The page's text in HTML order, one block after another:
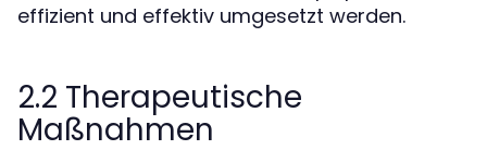
effizient und effektiv umgesetzt werden.
2.2 Therapeutische
Maßnahmen